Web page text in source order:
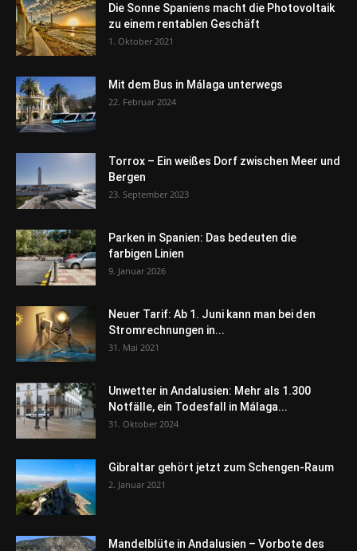
Die Sonne Spaniens macht die Photovoltaik
zu einem rentablen Geschäft
1. Oktober 2021
Mit dem Bus in Málaga unterwegs
22. Februar 2024
Torrox – Ein weißes Dorf zwischen Meer und
Bergen
23. September 2023
Parken in Spanien: Das bedeuten die
farbigen Linien
9. Januar 2026
Neuer Tarif: Ab 1. Juni kann man bei den
Stromrechnungen in...
31. Mai 2021
Unwetter in Andalusien: Mehr als 1.300
Notfälle, ein Todesfall in Málaga...
31. Oktober 2024
Gibraltar gehört jetzt zum Schengen-Raum
2. Januar 2021
Mandelblüte in Andalusien – Vorbote des